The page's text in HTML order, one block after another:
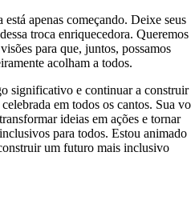
apenas começando. Deixe seus
troca enriquecedora. Queremos
para que, juntos, possamos
acolham a todos.
significativo e continuar a construir
em todos os cantos. Sua
ideias em ações e tornar
para todos. Estou animado
um futuro mais inclusivo